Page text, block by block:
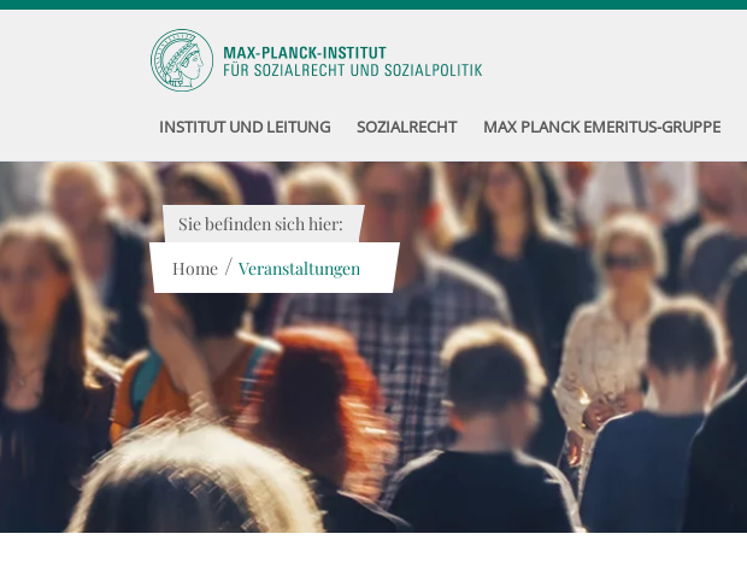
INSTITUT UND LEITUNG SOZIALRECHT MAX PLANCK EMERITUS-GRUPPE
Sie befinden sich hier:
Home / Veranstaltungen